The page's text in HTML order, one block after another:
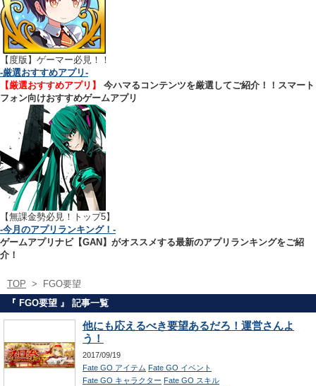
【 度版】ゲーマー必見！！
-厳選おすすめアプリ-
【厳選おすすめアプリ】
今ハマるコンテンツを厳選してご紹介！！スマート
フォン向けおすすめゲームアプリ
【無課金勢必見！トップ5】
-今月のアプリランキング！-
ゲームアプリナビ【GAN】がオススメする最新のアプリランキングをご紹
介！
TOP >
FGO要望
『 FGO要望 』 記事一覧
他にも応えるべき要望あるだろ！運営さんよ
う！
2017/09/19
Fate GO アイテム Fate GO イベント
Fate GO キャラクター Fate GO スキル